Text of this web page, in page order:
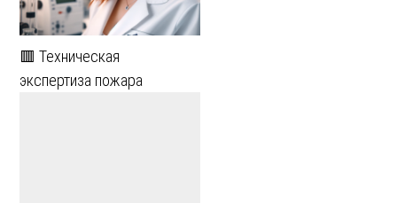
🟥 Техническая
экспертиза пожара